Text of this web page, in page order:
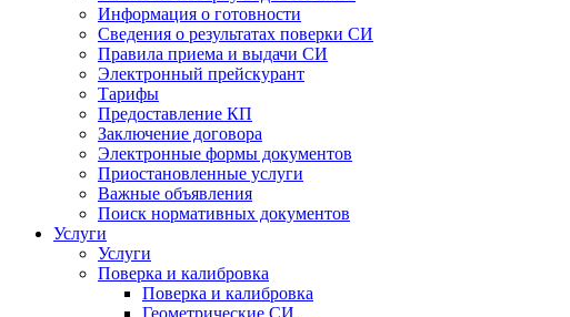
Информация о готовности
Сведения о результатах поверки СИ
Правила приема и выдачи СИ
Электронный прейскурант
Тарифы
Предоставление КП
Заключение договора
Электронные формы документов
Приостановленные услуги
Важные объявления
Поиск нормативных документов
Услуги
Услуги
Поверка и калибровка
Поверка и калибровка
Геометрические СИ